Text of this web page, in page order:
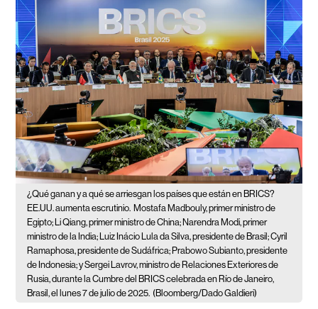
¿Qué ganan y a qué se arriesgan los países que están en BRICS?
EE.UU. aumenta escrutinio. Mostafa Madbouly, primer ministro de
Egipto; Li Qiang, primer ministro de China; Narendra Modi, primer
ministro de la India; Luiz Inácio Lula da Silva, presidente de Brasil; Cyril
Ramaphosa, presidente de Sudáfrica; Prabowo Subianto, presidente
de Indonesia; y Sergei Lavrov, ministro de Relaciones Exteriores de
Rusia, durante la Cumbre del BRICS celebrada en Río de Janeiro,
Brasil, el lunes 7 de julio de 2025. (Bloomberg/Dado Galdieri)